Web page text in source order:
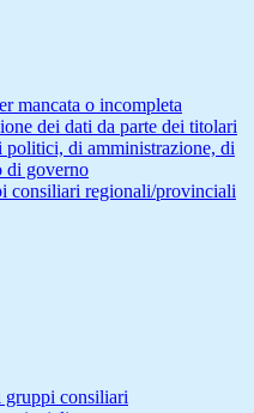
mancata o incompleta
dei dati da parte dei titolari
politici, di amministrazione, di
di governo
consiliari regionali/provinciali
gruppi consiliari